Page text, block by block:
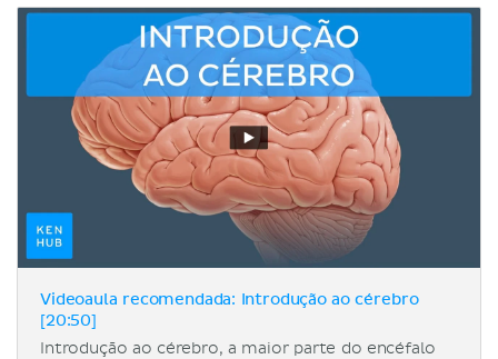
Videoaula recomendada: Introdução ao cérebro
[20:50]
Introdução ao cérebro, a maior parte do encéfalo